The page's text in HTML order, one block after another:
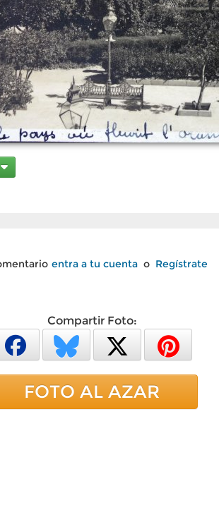
entra a tu cuenta o Regístrate
Compartir Foto:
FOTO AL AZAR